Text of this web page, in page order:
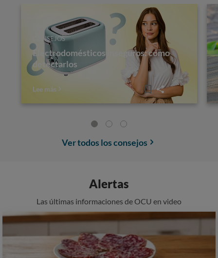
CONSEJOS
Electrodomésticos inseguros: cómo
detectarlos
Lee más
Ver todos los consejos
Alertas
Las últimas informaciones de OCU en video